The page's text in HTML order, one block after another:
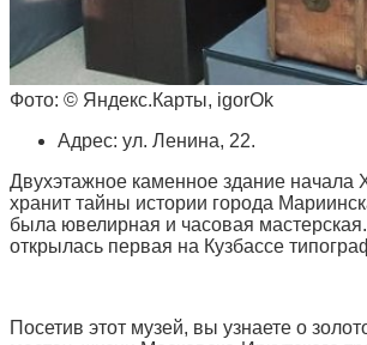
Фото: © Яндекс.Карты, igorOk
Адрес: ул. Ленина, 22.
Двухэтажное каменное здание начала
хранит тайны истории города
была ювелирная и часовая
открылась первая на Кузбассе
Посетив этот музей, вы узнаете о